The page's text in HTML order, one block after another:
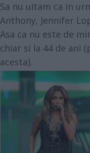
Sa nu uitam ca in
Anthony, Jennifer
Asa ca nu este de
chiar si la 44 de ani
acesta).